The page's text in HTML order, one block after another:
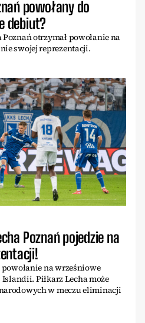
powołany do
debiut?
otrzymał powołanie na
swojej reprezentacji.
Poznań pojedzie na
na wrześniowe
Piłkarz Lecha może
w meczu eliminacji